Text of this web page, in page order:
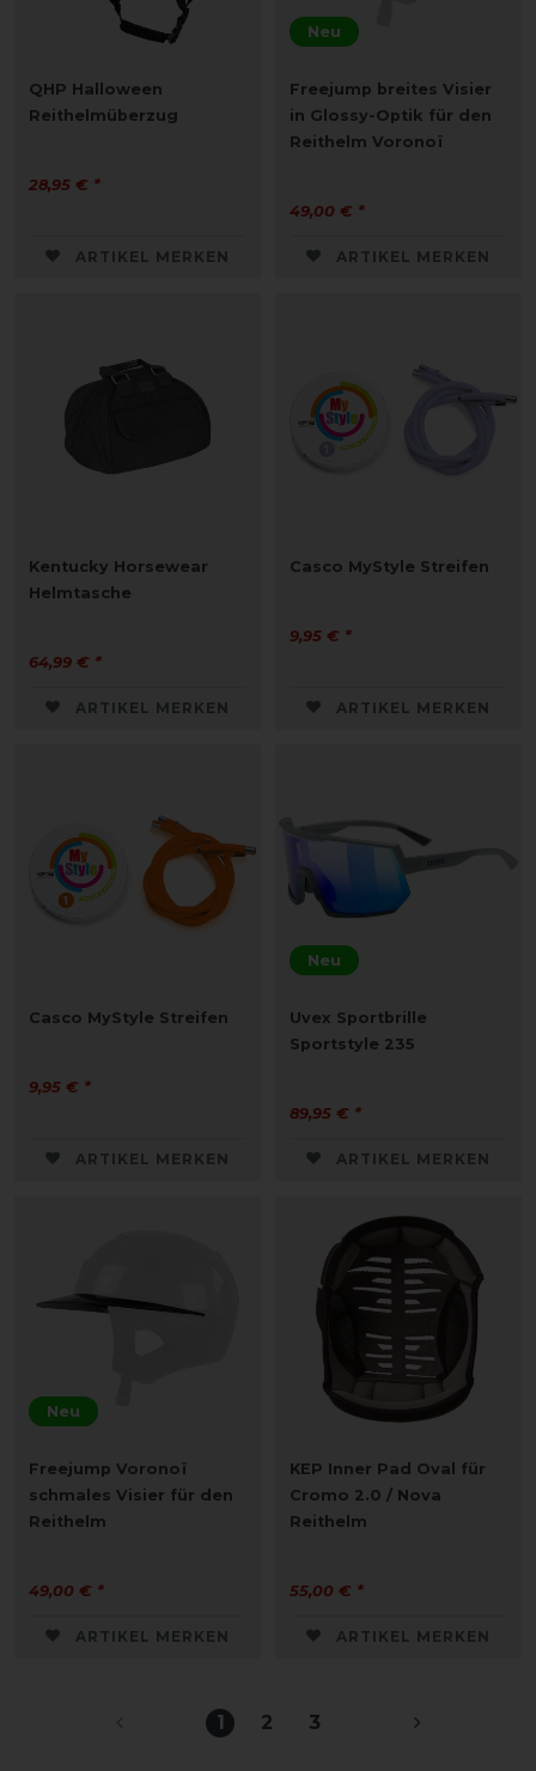
QHP Halloween
Reithelmüberzug
28,95 € *
ARTIKEL MERKEN
Neu
Freejump breites Visier
in Glossy-Optik für den
Reithelm Voronoï
49,00 € *
ARTIKEL MERKEN
Kentucky Horsewear
Helmtasche
64,99 € *
ARTIKEL MERKEN
Casco MyStyle Streifen
9,95 € *
ARTIKEL MERKEN
Casco MyStyle Streifen
9,95 € *
ARTIKEL MERKEN
Neu
Uvex Sportbrille
Sportstyle 235
89,95 € *
ARTIKEL MERKEN
Neu
Freejump Voronoï
schmales Visier für den
Reithelm
49,00 € *
ARTIKEL MERKEN
KEP Inner Pad Oval für
Cromo 2.0 / Nova
Reithelm
55,00 € *
ARTIKEL MERKEN
1 2 3